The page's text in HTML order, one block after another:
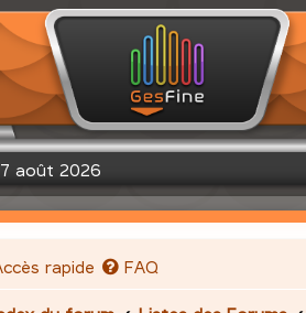
août 2026
rapide FAQ